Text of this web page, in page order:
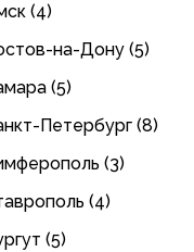
(4)
на-Дону (5)
(5)
Петербург (8)
(3)
(4)
(5)